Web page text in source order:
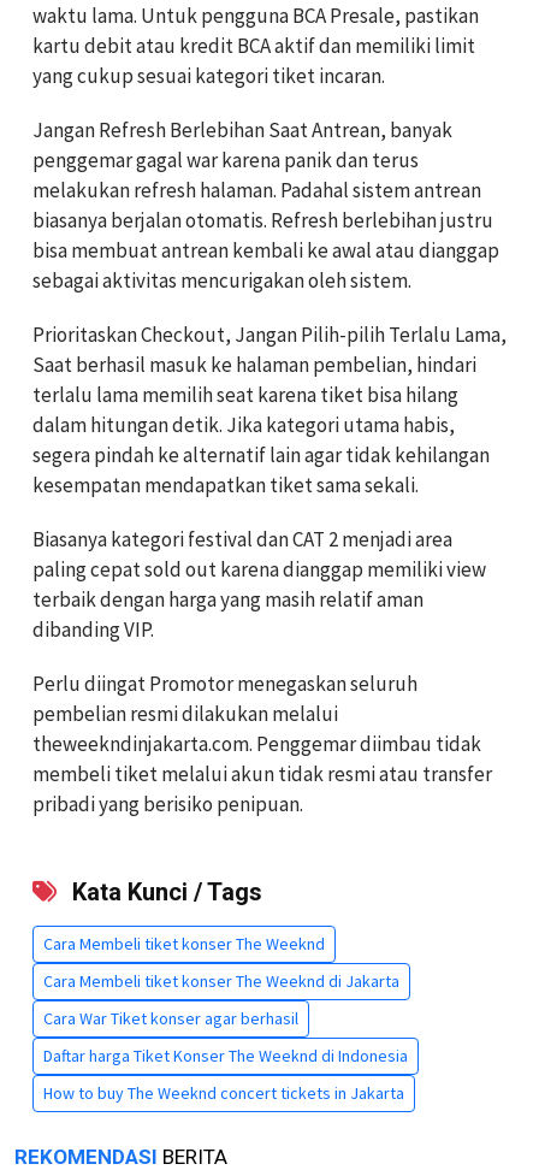
waktu lama. Untuk pengguna BCA Presale, pastikan
kartu debit atau kredit BCA aktif dan memiliki limit
yang cukup sesuai kategori tiket incaran.
Jangan Refresh Berlebihan Saat Antrean, banyak
penggemar gagal war karena panik dan terus
melakukan refresh halaman. Padahal sistem antrean
biasanya berjalan otomatis. Refresh berlebihan justru
bisa membuat antrean kembali ke awal atau dianggap
sebagai aktivitas mencurigakan oleh sistem.
Prioritaskan Checkout, Jangan Pilih-pilih Terlalu Lama,
Saat berhasil masuk ke halaman pembelian, hindari
terlalu lama memilih seat karena tiket bisa hilang
dalam hitungan detik. Jika kategori utama habis,
segera pindah ke alternatif lain agar tidak kehilangan
kesempatan mendapatkan tiket sama sekali.
Biasanya kategori festival dan CAT 2 menjadi area
paling cepat sold out karena dianggap memiliki view
terbaik dengan harga yang masih relatif aman
dibanding VIP.
Perlu diingat Promotor menegaskan seluruh
pembelian resmi dilakukan melalui
theweekndinjakarta.com. Penggemar diimbau tidak
membeli tiket melalui akun tidak resmi atau transfer
pribadi yang berisiko penipuan.
Kata Kunci / Tags
Cara Membeli tiket konser The Weeknd
Cara Membeli tiket konser The Weeknd di Jakarta
Cara War Tiket konser agar berhasil
Daftar harga Tiket Konser The Weeknd di Indonesia
How to buy The Weeknd concert tickets in Jakarta
REKOMENDASI BERITA